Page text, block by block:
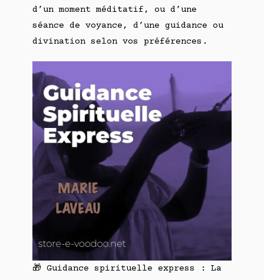
d’un moment méditatif, ou d’une
séance de voyance, d’une guidance ou
divination selon vos préférences.
🎁 Guidance spirituelle express : La